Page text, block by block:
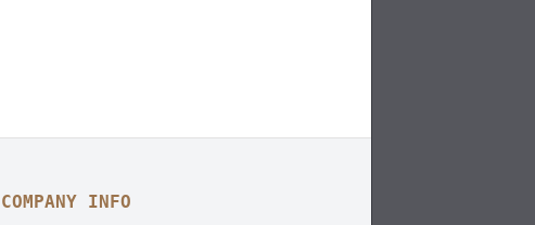
COMPANY INFO